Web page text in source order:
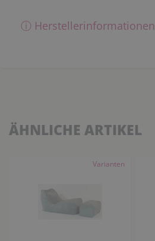
ⓘ Herstellerinformationen
ÄHNLICHE ARTIKEL
Varianten